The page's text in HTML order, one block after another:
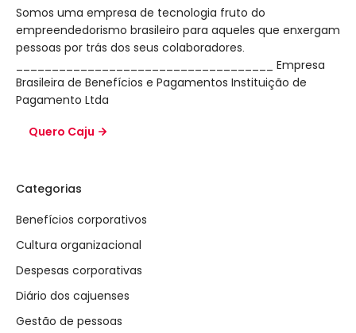
Somos uma empresa de tecnologia fruto do
empreendedorismo brasileiro para aqueles que enxergam
pessoas por trás dos seus colaboradores.
____________________________________ Empresa
Brasileira de Benefícios e Pagamentos Instituição de
Pagamento Ltda
Quero Caju
Categorias
Benefícios corporativos
Cultura organizacional
Despesas corporativas
Diário dos cajuenses
Gestão de pessoas